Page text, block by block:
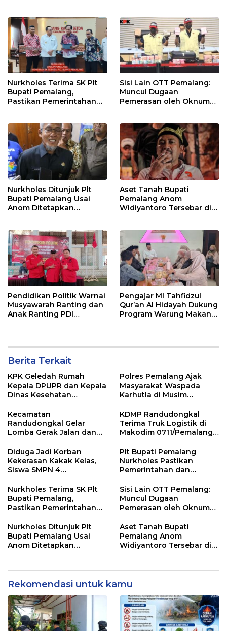
Nurkholes Terima SK Plt
Bupati Pemalang,
Pastikan Pemerintahan
Sisi Lain OTT Pemalang:
Muncul Dugaan
Pemerasan oleh Oknum
Nurkholes Ditunjuk Plt
Bupati Pemalang Usai
Anom Ditetapkan
Aset Tanah Bupati
Pemalang Anom
Widiyantoro Tersebar di
Pendidikan Politik Warnai
Musyawarah Ranting dan
Anak Ranting PDI
Pengajar MI Tahfidzul
Qur’an Al Hidayah Dukung
Program Warung Makan
Berita Terkait
KPK Geledah Rumah
Kepala DPUPR dan Kepala
Dinas Kesehatan
Polres Pemalang Ajak
Masyarakat Waspada
Karhutla di Musim
Kecamatan
Randudongkal Gelar
Lomba Gerak Jalan dan
HUT RI ke-81
KDMP Randudongkal
Terima Truk Logistik di
Makodim 0711/Pemalang
Desa
Diduga Jadi Korban
Kekerasan Kakak Kelas,
Siswa SMPN 4
Dunia
Plt Bupati Pemalang
Nurkholes Pastikan
Pemerintahan dan
Berjalan
Nurkholes Terima SK Plt
Bupati Pemalang,
Pastikan Pemerintahan
Sisi Lain OTT Pemalang:
Muncul Dugaan
Pemerasan oleh Oknum
Nurkholes Ditunjuk Plt
Bupati Pemalang Usai
Anom Ditetapkan
Aset Tanah Bupati
Pemalang Anom
Widiyantoro Tersebar di
Rekomendasi untuk kamu